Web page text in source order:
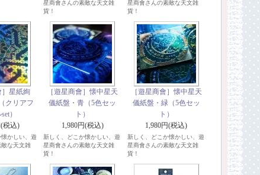
星商會さんの素敵な天文雑
貨！
星商會さんの素敵な天文雑
貨！
］星紙絢
クリアフ
）
税込)
かしい、遊
な天文雑
［遊星商會］懐中星天
儀紙盤・青（5色セッ
ト）
1,980円(税込)
新しく、どこか懐かしい、遊
星商會さんの素敵な天文雑
貨！
［遊星商會］懐中星天
儀紙盤・緑（5色セッ
ト）
1,980円(税込)
新しく、どこか懐かしい、遊
星商會さんの素敵な天文雑
貨！